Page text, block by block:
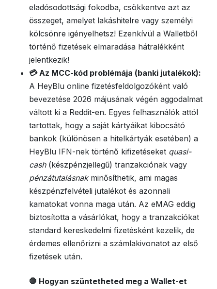
eladósodottsági fokodba, csökkentve azt az
összeget, amelyet lakáshitelre vagy személyi
kölcsönre igényelhetsz! Ezenkívül a Walletből
történő fizetések elmaradása hátralékként
jelentkezik!
💳 Az MCC-kód problémája (banki jutalékok):
A HeyBlu online fizetésfeldolgozóként való
bevezetése 2026 májusának végén aggodalmat
váltott ki a Reddit-en. Egyes felhasználók attól
tartottak, hogy a saját kártyáikat kibocsátó
bankok (különösen a hitelkártyák esetében) a
HeyBlu IFN-nek történő kifizetéseket quasi-
cash(készpénzjellegű) tranzakciónak vagy
pénzátutalásnakminősíthetik, ami magas
készpénzfelvételi jutalékot és azonnali
kamatokat vonna maga után. Az eMAG eddig
biztosította a vásárlókat, hogy a tranzakciókat
standard kereskedelmi fizetésként kezelik, de
érdemes ellenőrizni a számlakivonatot az első
fizetések után.
🛑 Hogyan szüntetheted meg a Wallet-et